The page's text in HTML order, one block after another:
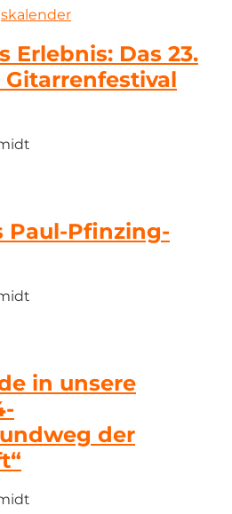
Erlebnis: Das 23.
Paul-Pfinzing-
in unsere
der